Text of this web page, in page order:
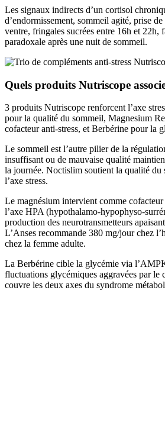
Les signaux indirects d’un cortisol
d’endormissement, sommeil agité, prise
ventre, fringales sucrées entre 16h et 22h,
paradoxale après une nuit de sommeil.
Quels produits Nutriscope
3 produits Nutriscope renforcent l’axe
pour la qualité du sommeil, Magnesium
cofacteur anti-stress, et Berbérine pour la
Le sommeil est l’autre pilier de la
insuffisant ou de mauvaise qualité
la journée. Noctislim soutient la qualité du
l’axe stress.
Le magnésium intervient comme
l’axe HPA (hypothalamo-hypophyso-
production des neurotransmetteurs
L’Anses recommande 380 mg/jour chez
chez la femme adulte.
La Berbérine cible la glycémie via
fluctuations glycémiques aggravées par le
couvre les deux axes du syndrome